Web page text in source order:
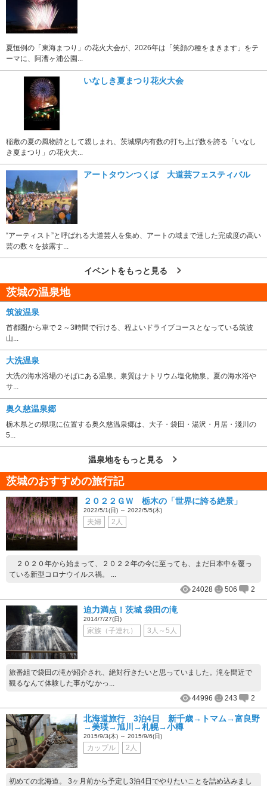
夏恒例の「東海まつり」の花火大会が、2026年は「笑顔の種をまきます」をテ
ーマに、阿漕ヶ浦公園...
いなしき夏まつり花火大会
稲敷の夏の風物詩として親しまれ、茨城県内有数の打ち上げ数を誇る「いなし
き夏まつり」の花火大...
アートタウンつくば 大道芸フェスティバル
“アーティスト”と呼ばれる大道芸人を集め、アートの域まで達した完成度の高い
芸の数々を披露す...
イベントをもっと見る
茨城の温泉地
筑波温泉
首都圏から車で２～3時間で行ける、程よいドライブコースとなっている筑波
山...
大洗温泉
大洗の海水浴場のそばにある温泉。泉質はナトリウム塩化物泉。夏の海水浴や
サ...
奥久慈温泉郷
栃木県との県境に位置する奥久慈温泉郷は、大子・袋田・湯沢・月居・淺川の
5...
温泉地をもっと見る
茨城のおすすめの旅行記
２０２２ＧＷ 栃木の「世界に誇る絶景」
2022/5/1(日) ～ 2022/5/5(木)
夫婦 2人
２０２０年から始まって、２０２２年の今に至っても、まだ日本中を覆っ
ている新型コロナウイルス禍。 ...
24028
506 2
迫力満点！茨城 袋田の滝
2014/7/27(日)
家族（子連れ） 3人～5人
旅番組で袋田の滝が紹介され、絶対行きたいと思っていました。滝を間近で
観るなんて体験した事がなかっ...
44996
243 2
北海道旅行 3泊4日 新千歳→トマム→富良野
→美瑛→旭川→札幌→小樽
2015/9/3(木) ～ 2015/9/6(日)
カップル 2人
初めての北海道。 3ヶ月前から予定し3泊4日でやりたいことを詰め込みまし